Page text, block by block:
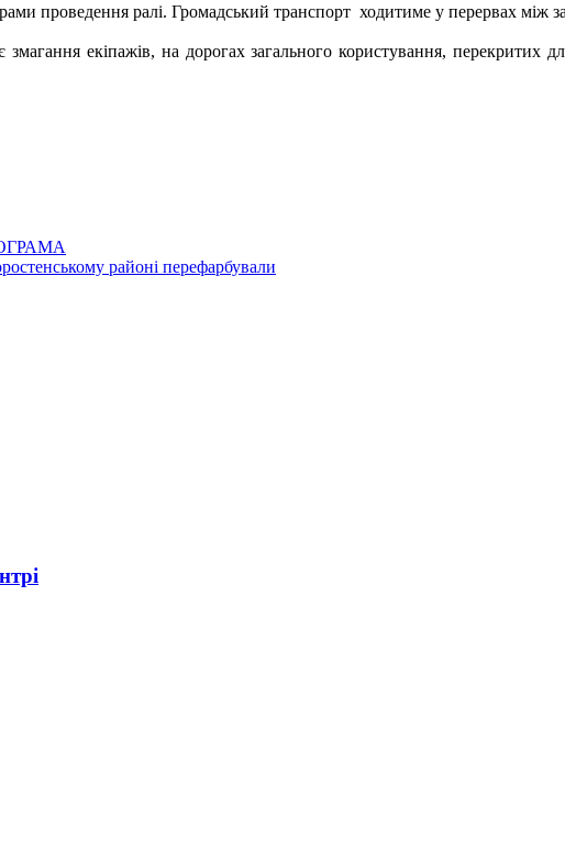
проведення ралі. Громадський транспорт ходитиме у перервах між
екіпажів, на дорогах загального користування, перекритих
районі перефарбували